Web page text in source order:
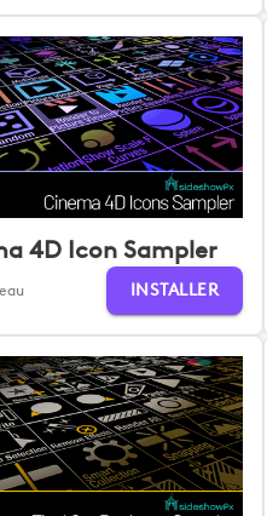
4D Icon Sampler
INSTALLER